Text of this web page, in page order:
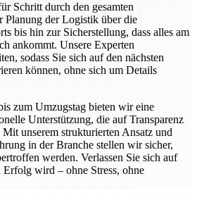
Schritt durch den gesamten
Planung der Logistik über die
bis hin zur Sicherstellung, dass alles am
ankommt. Unsere Experten
sodass Sie sich auf den nächsten
können, ohne sich um Details
zum Umzugstag bieten wir eine
Unterstützung, die auf Transparenz
unserem strukturierten Ansatz und
in der Branche stellen wir sicher,
werden. Verlassen Sie sich auf
wird – ohne Stress, ohne